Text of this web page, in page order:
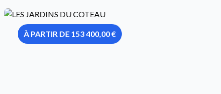
À PARTIR DE 153 400,00 €